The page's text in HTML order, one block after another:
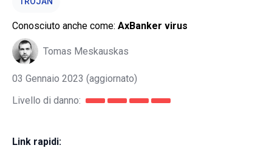
Conosciuto anche come: AxBanker virus
Tomas Meskauskas
03 Gennaio 2023 (aggiornato)
Livello di danno:
Link rapidi: